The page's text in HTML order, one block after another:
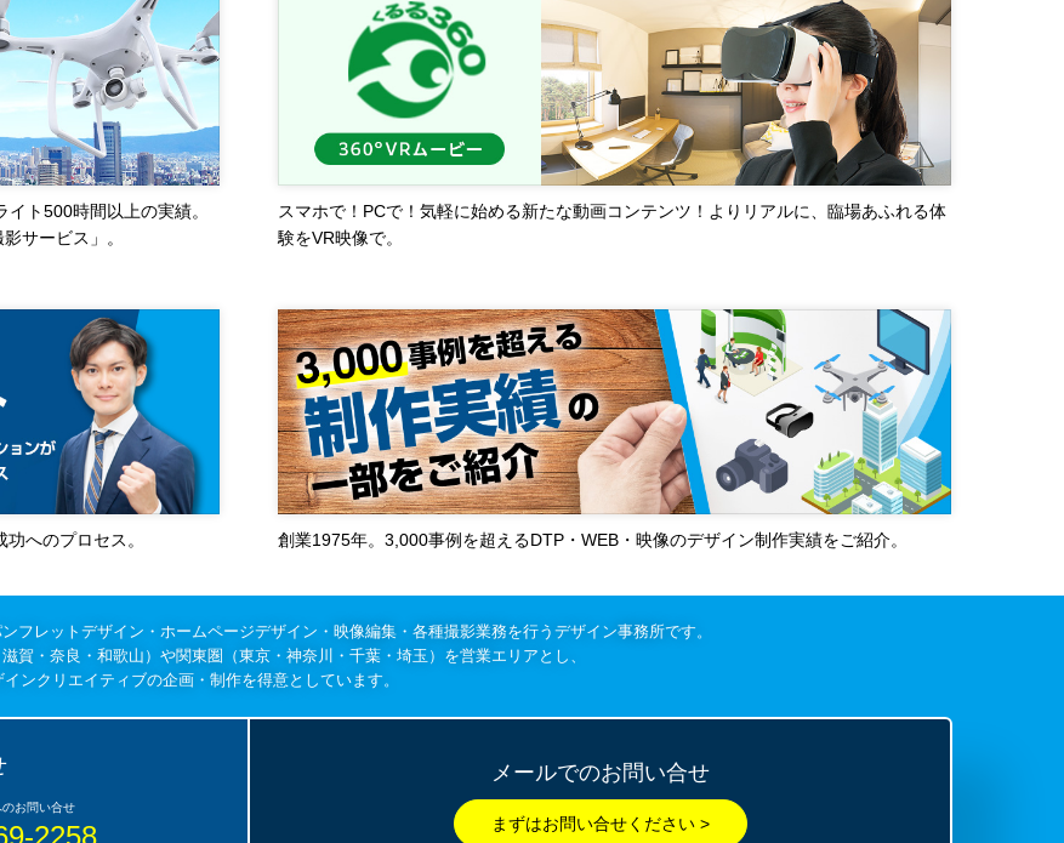
ト500時間以上の実績。
サービス」。
スマホで！PCで！気軽に始める新たな動画コンテンツ！よりリアルに、臨場あふれる体
験をVR映像で。
へのプロセス。 創業1975年。3,000事例を超えるDTP・WEB・映像のデザイン制作実績をご紹介。
フレットデザイン・ホームページデザイン・映像編集・各種撮影業務を行うデザイン事務所です。
賀・奈良・和歌山）や関東圏（東京・神奈川・千葉・埼玉）を営業エリアとし、
ンクリエイティブの企画・制作を得意としています。
2258
メールでのお問い合せ